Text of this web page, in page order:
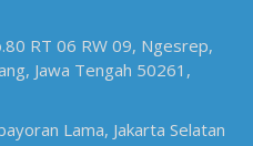
RT 06 RW 09, Ngesrep,
Jawa Tengah 50261,
Lama, Jakarta Selatan